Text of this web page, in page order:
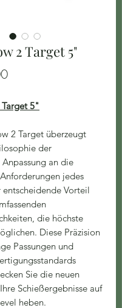
2 Target 5"
Preis
5"
2 Target überzeugt
der
an die
jedes
entscheidende Vorteil
die höchste
Diese Präzision
Passungen und
Sie die neuen
Schießergebnisse auf
heben.